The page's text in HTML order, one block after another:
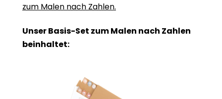
zum Malen nach Zahlen.
Unser Basis-Set zum Malen nach Zahlen
beinhaltet: